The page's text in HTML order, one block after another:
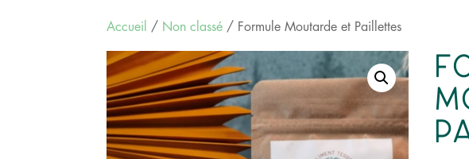
Accueil / Non classé / Formule Moutarde et Paillettes